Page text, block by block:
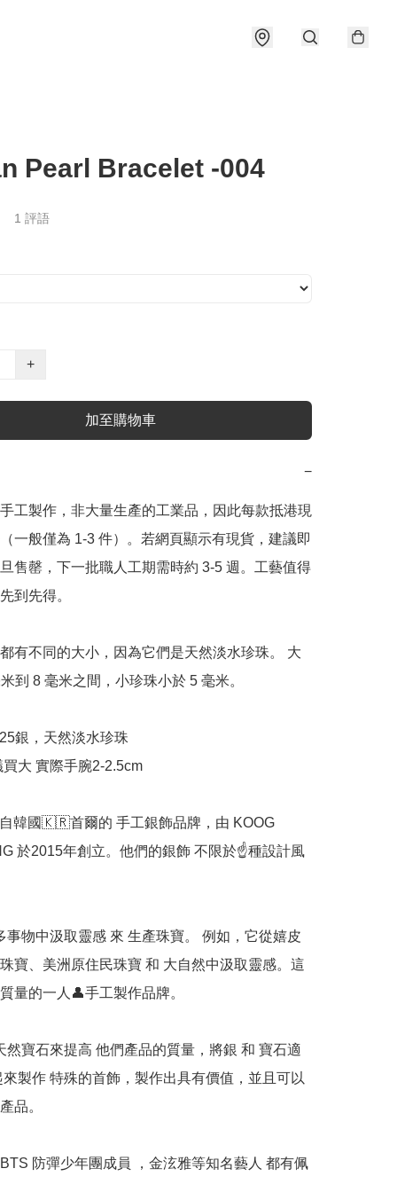
Pearl Bracelet -004
1 評語
+
加至購物車
−
工製作，非大量生產的工業品，因此每款抵港現
一般僅為 1-3 件）。若網頁顯示有現貨，建議即
售罄，下一批職人工期需時約 3-5 週。工藝值得
到先得。
有不同的大小，因為它們是天然淡水珍珠。 大
到 8 毫米之間，小珍珠小於 5 毫米。
銀，天然淡水珍珠
買大 實際手腕2-2.5cm
於2015年創立。他們的銀飾 不限於☝️種設計風
寶、美洲原住民珠寶 和 大自然中汲取靈感。這
量的一人👤手工製作品牌。
製作 特殊的首飾，製作出具有價值，並且可以
品。
防彈少年團成員 ，金泫雅等知名藝人 都有佩